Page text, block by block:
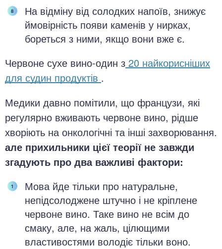
На відміну від солодких напоїв, знижує
ймовірність появи каменів у нирках,
бореться з ними, якщо вони вже є.
Червоне сухе вино-один з 20 найкорисніших
для судин продуктів .
Медики давно помітили, що французи, які
регулярно вживають червоне вино, рідше
хворіють на онкологічні та інші захворювання.
але прихильники цієї теорії не завжди
згадують про два важливі фактори:
Мова йде тільки про натуральне,
непідсолоджене штучно і не кріплене
червоне вино. Таке вино не всім до
смаку, але, на жаль, цілющими
властивостями володіє тільки воно.